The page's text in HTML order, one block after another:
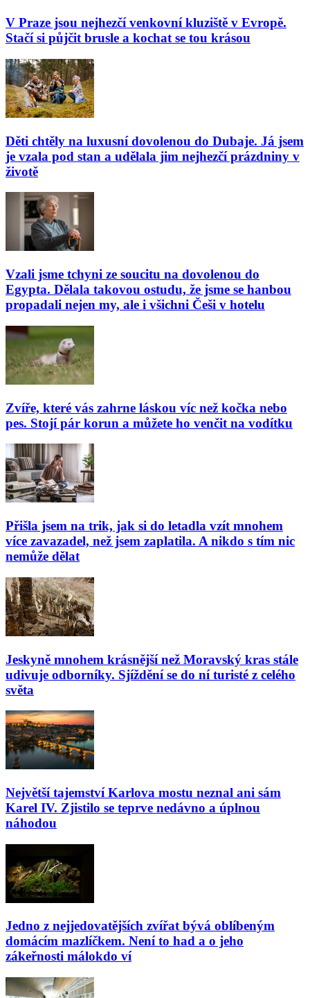
V Praze jsou nejhezčí venkovní kluziště v Evropě.
Stačí si půjčit brusle a kochat se tou krásou
Děti chtěly na luxusní dovolenou do Dubaje. Já jsem
je vzala pod stan a udělala jim nejhezčí prázdniny v
životě
Vzali jsme tchyni ze soucitu na dovolenou do
Egypta. Dělala takovou ostudu, že jsme se hanbou
propadali nejen my, ale i všichni Češi v hotelu
Zvíře, které vás zahrne láskou víc než kočka nebo
pes. Stojí pár korun a můžete ho venčit na vodítku
Přišla jsem na trik, jak si do letadla vzít mnohem
více zavazadel, než jsem zaplatila. A nikdo s tím nic
nemůže dělat
Jeskyně mnohem krásnější než Moravský kras stále
udivuje odborníky. Sjíždění se do ní turisté z celého
světa
Největší tajemství Karlova mostu neznal ani sám
Karel IV. Zjistilo se teprve nedávno a úplnou
náhodou
Jedno z nejjedovatějších zvířat bývá oblíbeným
domácím mazlíčkem. Není to had a o jeho
zákeřnosti málokdo ví